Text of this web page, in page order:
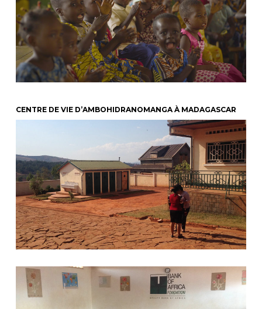
CENTRE DE VIE D’AMBOHIDRANOMANGA À MADAGASCAR